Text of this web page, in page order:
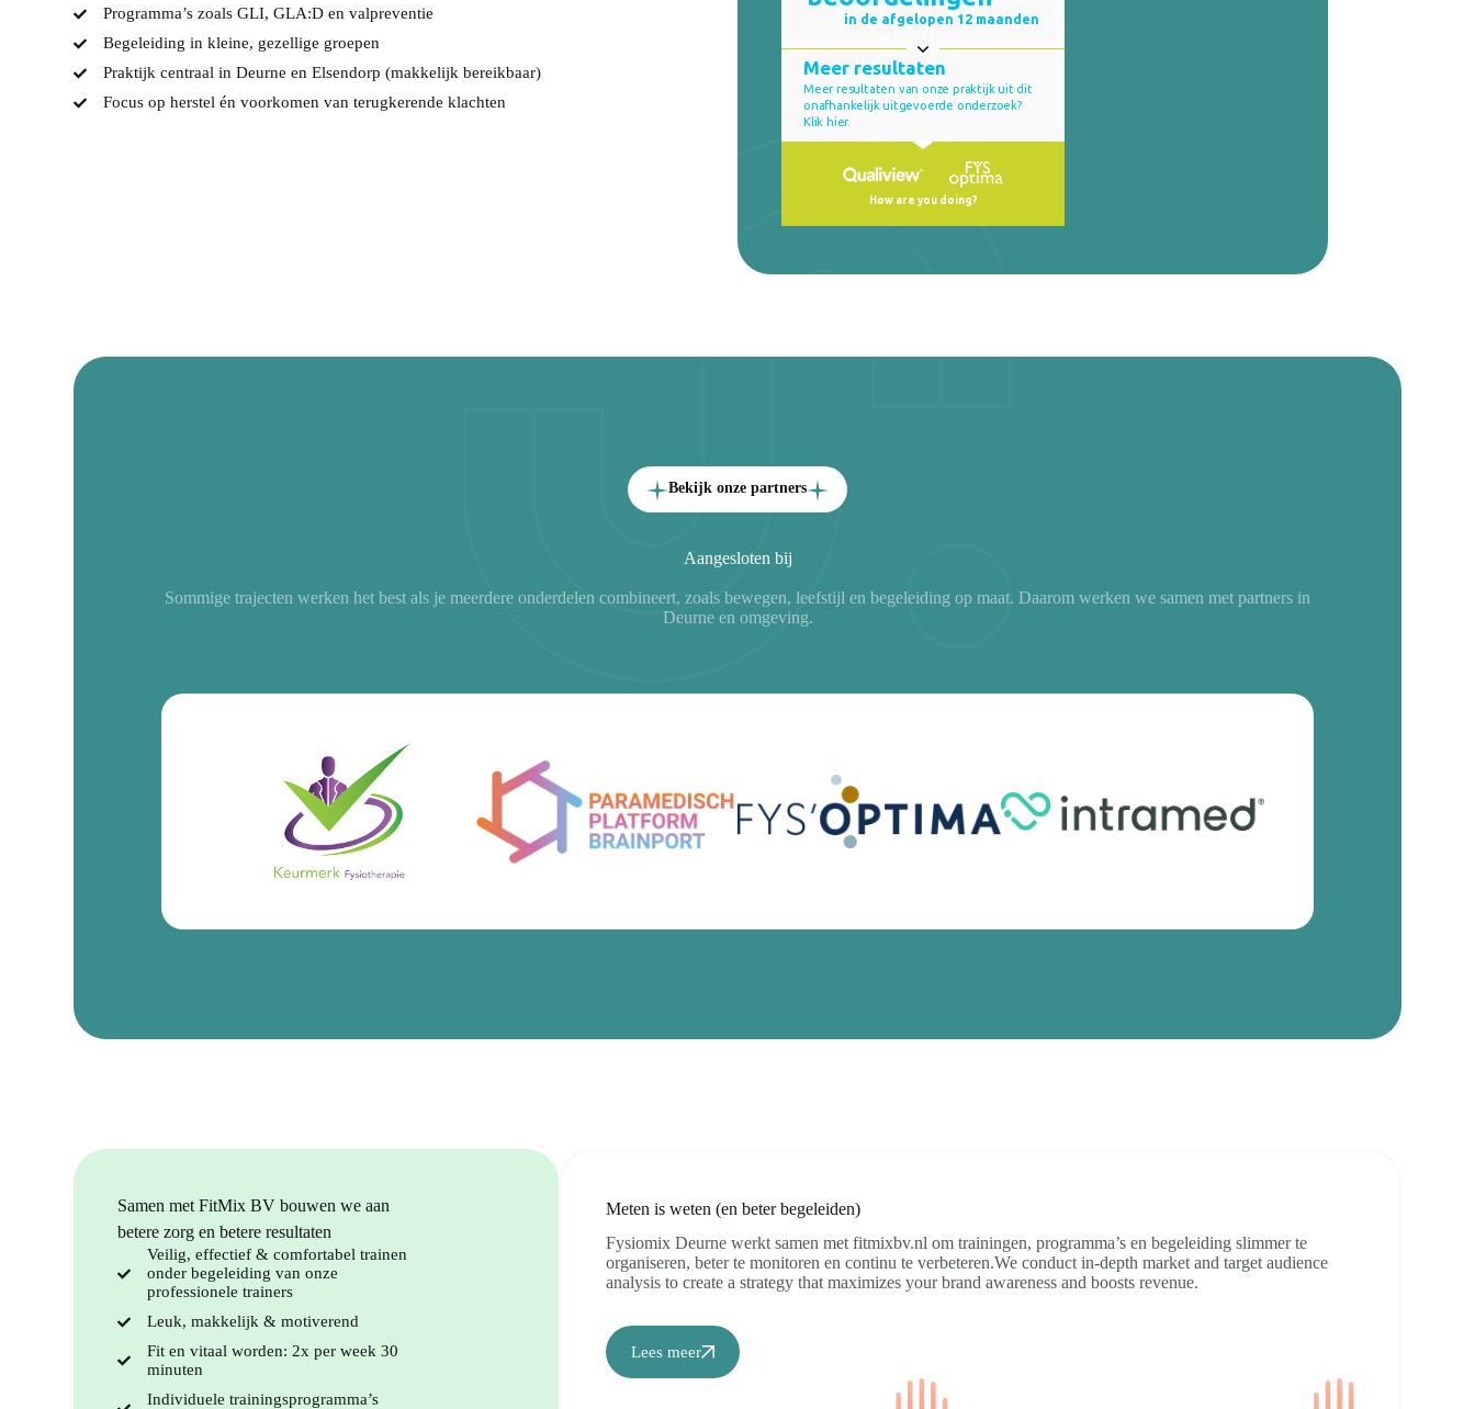
Programma’s zoals GLI, GLA:D en valpreventie
Begeleiding in kleine, gezellige groepen
Praktijk centraal in Deurne en Elsendorp (makkelijk bereikbaar)
Focus op herstel én voorkomen van terugkerende klachten
Bekijk onze partners
Aangesloten bij
Sommige trajecten werken het best als je meerdere onderdelen combineert, zoals bewegen, leefstijl en begeleiding op maat. Daarom werken we samen met partners in
Deurne en omgeving.
Samen met FitMix BV bouwen we aan
betere zorg en betere resultaten
Veilig, effectief & comfortabel trainen
onder begeleiding van onze
professionele trainers
Leuk, makkelijk & motiverend
Fit en vitaal worden: 2x per week 30
minuten
Individuele trainingsprogramma’s
Meten is weten (en beter begeleiden)
Fysiomix Deurne werkt samen met fitmixbv.nl om trainingen, programma’s en begeleiding slimmer te
organiseren, beter te monitoren en continu te verbeteren.We conduct in-depth market and target audience
analysis to create a strategy that maximizes your brand awareness and boosts revenue.
Lees meer